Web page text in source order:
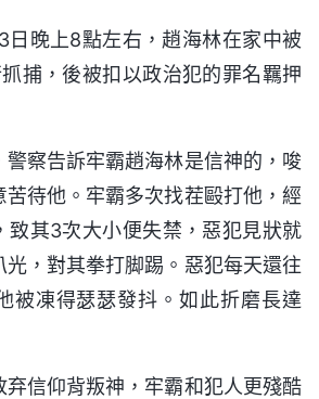
日晚上8點左右，趙海林在家中被
捕，後被扣以政治犯的罪名羈押
警察告訴牢霸趙海林是信神的，唆
待他。牢霸多次找茬毆打他，經
致其3次大小便失禁，惡犯見狀就
，對其拳打脚踢。惡犯每天還往
被凍得瑟瑟發抖。如此折磨長達
弃信仰背叛神，牢霸和犯人更殘酷